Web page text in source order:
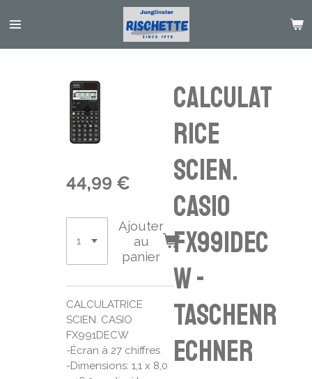
au
CALCULAT
RICE
SCIEN.
CASIO
FX991DEC
W -
Taschenr
echner
44,99 €
Ajouter
au
panier
CALCULATRICE
SCIEN. CASIO
FX991DECW
-Écran à 27 chiffres
-Dimensions: 1,1 x 8,0